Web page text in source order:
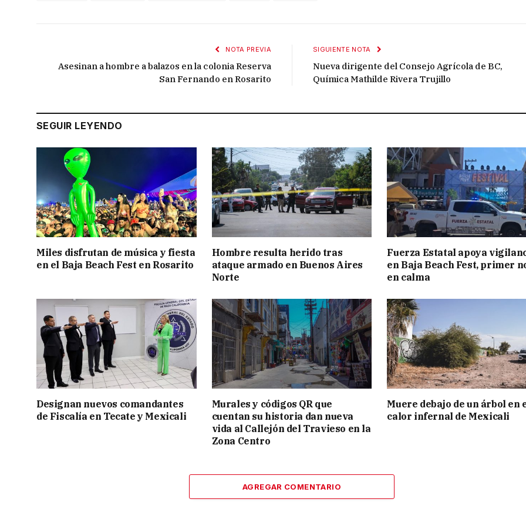
NOTA PREVIA
Asesinan a hombre a balazos en la colonia Reserva
San Fernando en Rosarito
SIGUIENTE NOTA
Nueva dirigente del Consejo Agrícola de BC,
Química Mathilde Rivera Trujillo
SEGUIR LEYENDO
Miles disfrutan de música y fiesta
en el Baja Beach Fest en Rosarito
Hombre resulta herido tras
ataque armado en Buenos Aires
Norte
Fuerza Estatal apoya
en Baja Beach Fest, primer
en calma
Designan nuevos comandantes
de Fiscalía en Tecate y Mexicali
Murales y códigos QR que
cuentan su historia dan nueva
vida al Callejón del Travieso en la
Zona Centro
Muere debajo de un árbol en
calor infernal de Mexicali
AGREGAR COMENTARIO